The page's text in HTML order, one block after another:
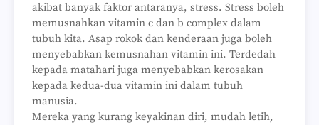
akibat banyak faktor antaranya, stress. Stress boleh
memusnahkan vitamin c dan b complex dalam
tubuh kita. Asap rokok dan kenderaan juga boleh
menyebabkan kemusnahan vitamin ini. Terdedah
kepada matahari juga menyebabkan kerosakan
kepada kedua-dua vitamin ini dalam tubuh
manusia.
Mereka yang kurang keyakinan diri, mudah letih,